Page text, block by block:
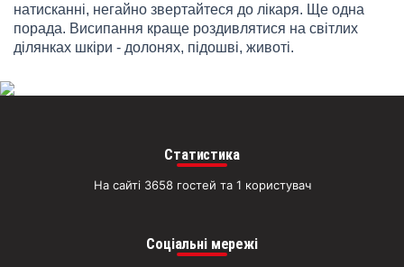
натисканні, негайно звертайтеся до лікаря. Ще одна
порада. Висипання краще роздивлятися на світлих
ділянках шкіри - долонях, підошві, животі.
Статистика
На сайті 3658 гостей та 1 користувач
Соціальні мережі